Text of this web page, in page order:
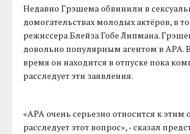
Недавно Грэшема обвинили в
домогательствах молодых актёров, в
режиссера Блейза Гобе Липмана.
довольно популярным агентом в APA.
время он находится в отпуске пока
расследует эти заявления.
«APA очень серьезно относится к
расследует этот вопрос», - сказал